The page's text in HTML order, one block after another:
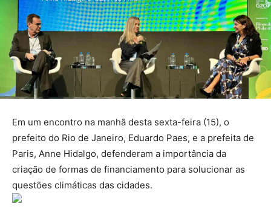
Em um encontro na manhã desta sexta-feira (15), o
prefeito do Rio de Janeiro, Eduardo Paes, e a prefeita de
Paris, Anne Hidalgo, defenderam a importância da
criação de formas de financiamento para solucionar as
questões climáticas das cidades.